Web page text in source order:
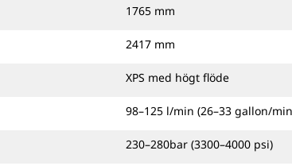
1765 mm
2417 mm
XPS med högt flöde
98–125 l/min (26–33 gallon/
230–280bar (3300–4000 psi)